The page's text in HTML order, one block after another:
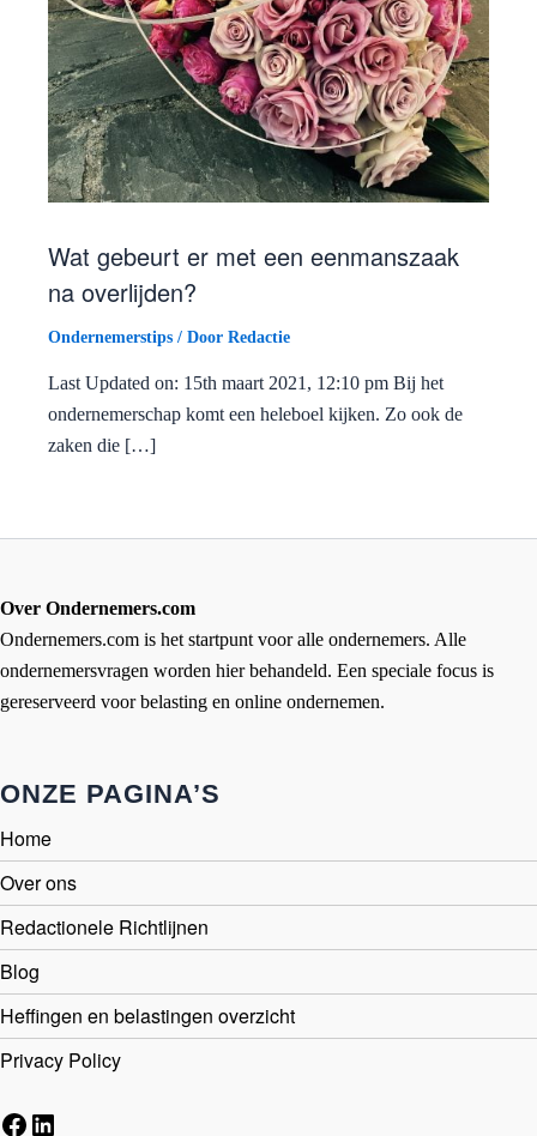
Wat gebeurt er met een eenmanszaak
na overlijden?
Ondernemerstips / Door Redactie
Last Updated on: 15th maart 2021, 12:10 pm Bij het
ondernemerschap komt een heleboel kijken. Zo ook de
zaken die […]
Over Ondernemers.com
Ondernemers.com is het startpunt voor alle ondernemers. Alle
ondernemersvragen worden hier behandeld. Een speciale focus is
gereserveerd voor belasting en online ondernemen.
ONZE PAGINA’S
Home
Over ons
Redactionele Richtlijnen
Blog
Heffingen en belastingen overzicht
Privacy Policy
Facebook
LinkedIn